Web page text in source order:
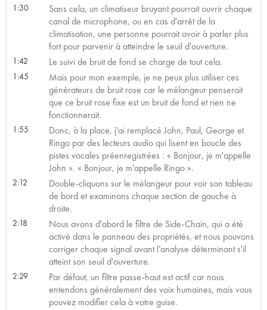
1:30
Sans cela, un climatiseur bruyant pourrait ouvrir chaque
canal de microphone, ou en cas d'arrêt de la
climatisation, une personne pourrait avoir à parler plus
fort pour parvenir à atteindre le seuil d'ouverture.
1:42 Le suivi de bruit de fond se charge de tout cela.
1:45
Mais pour mon exemple, je ne peux plus utiliser ces
générateurs de bruit rose car le mélangeur penserait
que ce bruit rose fixe est un bruit de fond et rien ne
fonctionnerait.
1:55
Donc, à la place, j'ai remplacé John, Paul, George et
Ringo par des lecteurs audio qui lisent en boucle des
pistes vocales préenregistrées : « Bonjour, je m'appelle
John ». « Bonjour, je m'appelle Ringo ».
2:12
Double-cliquons sur le mélangeur pour voir son tableau
de bord et examinons chaque section de gauche à
droite.
2:18
Nous avons d'abord le filtre de Side-Chain, qui a été
activé dans le panneau des propriétés, et nous pouvons
corriger chaque signal avant l’analyse déterminant s'il
atteint son seuil d'ouverture.
2:29
Par défaut, un filtre passe-haut est actif car nous
entendons généralement des voix humaines, mais vous
pouvez modifier cela à votre guise.